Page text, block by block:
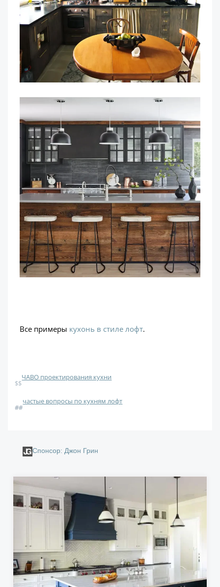
Все примеры кухонь в стиле лофт.
$$
ЧАВО проектирования кухни
##
частые вопросы по кухням лофт
Спонсор: Джон Грин